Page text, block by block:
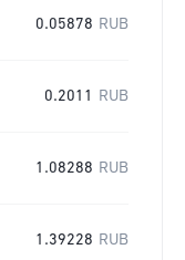
0.05878 RUB
0.2011 RUB
1.08288 RUB
1.39228 RUB